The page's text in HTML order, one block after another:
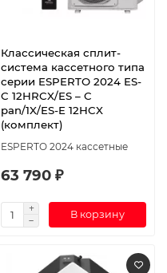
Классическая сплит-
система кассетного типа
серии ESPERTO 2024 ES-
C 12HRCX/ES – C
pan/1X/ES-E 12HCX
(комплект)
ESPERTO 2024 кассетные
63 790 ₽
В корзину